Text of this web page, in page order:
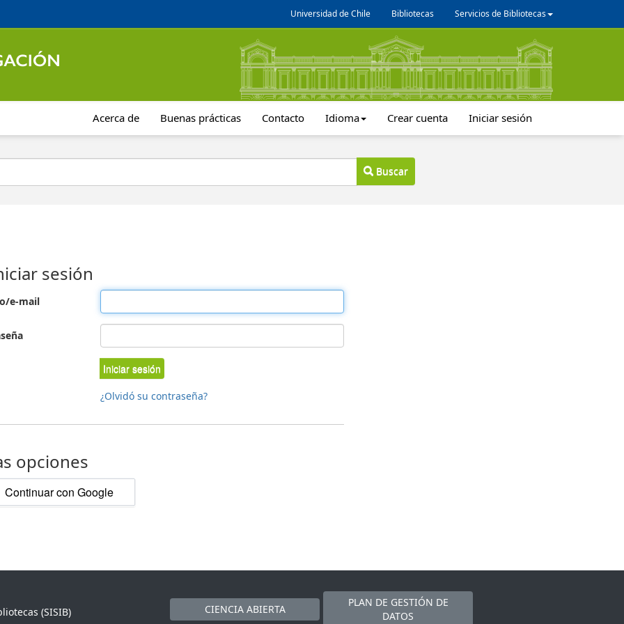
Universidad de Chile Bibliotecas Servicios de Bibliotecas
Acerca de Buenas prácticas Contacto Idioma Crear cuenta Iniciar sesión
Buscar
sesión
e-mail
Iniciar sesión
¿Olvidó su contraseña?
opciones
Continuar con Google
(SISIB)
CIENCIA ABIERTA
PLAN DE GESTIÓN DE
DATOS